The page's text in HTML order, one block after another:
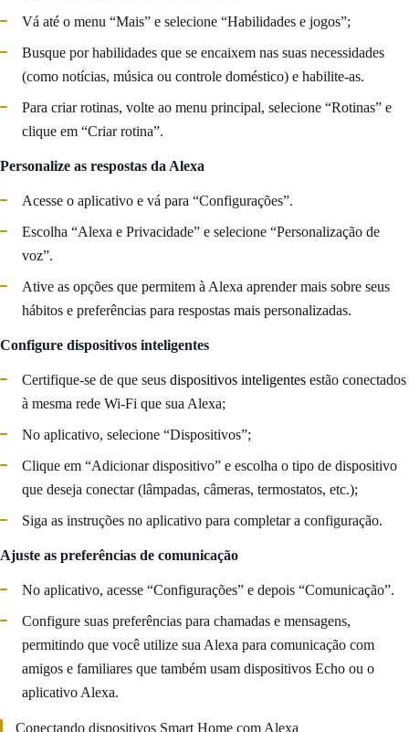
Vá até o menu “Mais” e selecione “Habilidades e jogos”;
Busque por habilidades que se encaixem nas suas necessidades
(como notícias, música ou controle doméstico) e habilite-as.
Para criar rotinas, volte ao menu principal, selecione “Rotinas” e
clique em “Criar rotina”.
Personalize as respostas da Alexa
Acesse o aplicativo e vá para “Configurações”.
Escolha “Alexa e Privacidade” e selecione “Personalização de
voz”.
Ative as opções que permitem à Alexa aprender mais sobre seus
hábitos e preferências para respostas mais personalizadas.
Configure dispositivos inteligentes
Certifique-se de que seus dispositivos inteligentes estão conectados
à mesma rede Wi-Fi que sua Alexa;
No aplicativo, selecione “Dispositivos”;
Clique em “Adicionar dispositivo” e escolha o tipo de dispositivo
que deseja conectar (lâmpadas, câmeras, termostatos, etc.);
Siga as instruções no aplicativo para completar a configuração.
Ajuste as preferências de comunicação
No aplicativo, acesse “Configurações” e depois “Comunicação”.
Configure suas preferências para chamadas e mensagens,
permitindo que você utilize sua Alexa para comunicação com
amigos e familiares que também usam dispositivos Echo ou o
aplicativo Alexa.
Conectando dispositivos Smart Home com Alexa